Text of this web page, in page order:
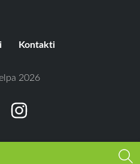
Kontakti
2026